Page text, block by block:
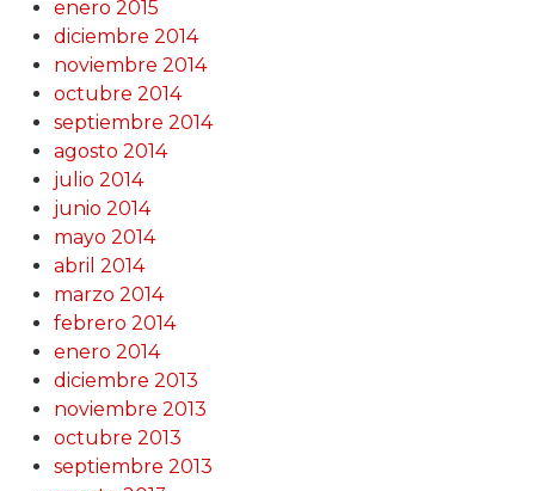
enero 2015
diciembre 2014
noviembre 2014
octubre 2014
septiembre 2014
agosto 2014
julio 2014
junio 2014
mayo 2014
abril 2014
marzo 2014
febrero 2014
enero 2014
diciembre 2013
noviembre 2013
octubre 2013
septiembre 2013